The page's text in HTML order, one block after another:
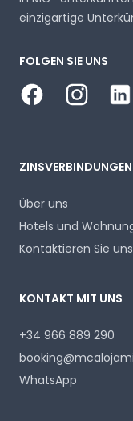
einzigartige
FOLGEN SIE UNS
FacebookInstagram
ZINSVERBINDUNGEN
Über uns
Hotels und
Kontaktieren Sie uns
KONTAKT MIT UNS
+34 966 889 290
WhatsApp